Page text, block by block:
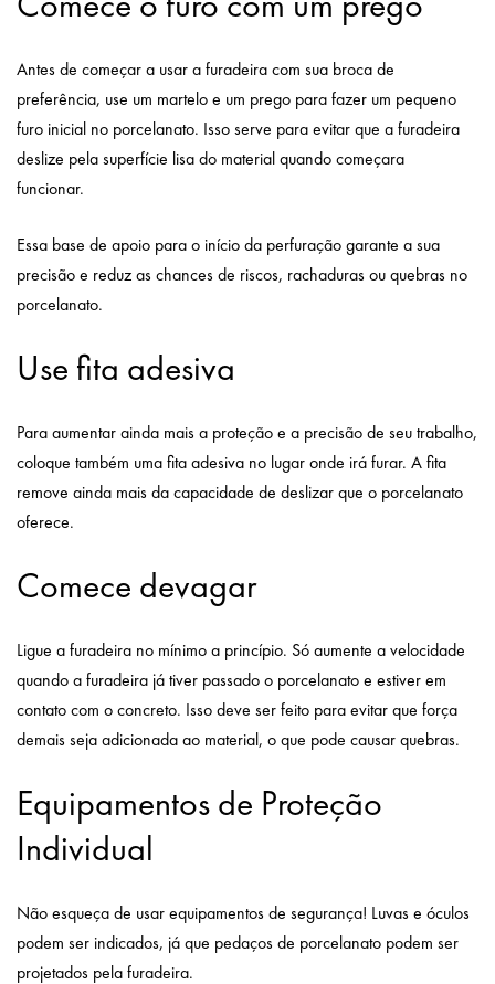
Antes de começar a usar a furadeira com sua broca de
preferência, use um martelo e um prego para fazer um pequeno
furo inicial no porcelanato. Isso serve para evitar que a furadeira
deslize pela superfície lisa do material quando começara
funcionar.
Essa base de apoio para o início da perfuração garante a sua
precisão e reduz as chances de riscos, rachaduras ou quebras no
porcelanato.
Use fita adesiva
Para aumentar ainda mais a proteção e a precisão de seu trabalho,
coloque também uma fita adesiva no lugar onde irá furar. A fita
remove ainda mais da capacidade de deslizar que o porcelanato
oferece.
Comece devagar
Ligue a furadeira no mínimo a princípio. Só aumente a velocidade
quando a furadeira já tiver passado o porcelanato e estiver em
contato com o concreto. Isso deve ser feito para evitar que força
demais seja adicionada ao material, o que pode causar quebras.
Equipamentos de Proteção
Individual
Não esqueça de usar equipamentos de segurança! Luvas e óculos
podem ser indicados, já que pedaços de porcelanato podem ser
projetados pela furadeira.